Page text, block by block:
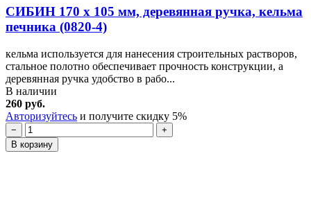
СИБИН 170 х 105 мм, деревянная ручка, кельма
печника (0820-4)
кельма используется для нанесения строительных растворов,
стальное полотно обеспечивает прочность конструкции, а
деревянная ручка удобство в рабо...
В наличии
260 руб.
Авторизуйтесь и получите скидку 5%
−
+
В корзину